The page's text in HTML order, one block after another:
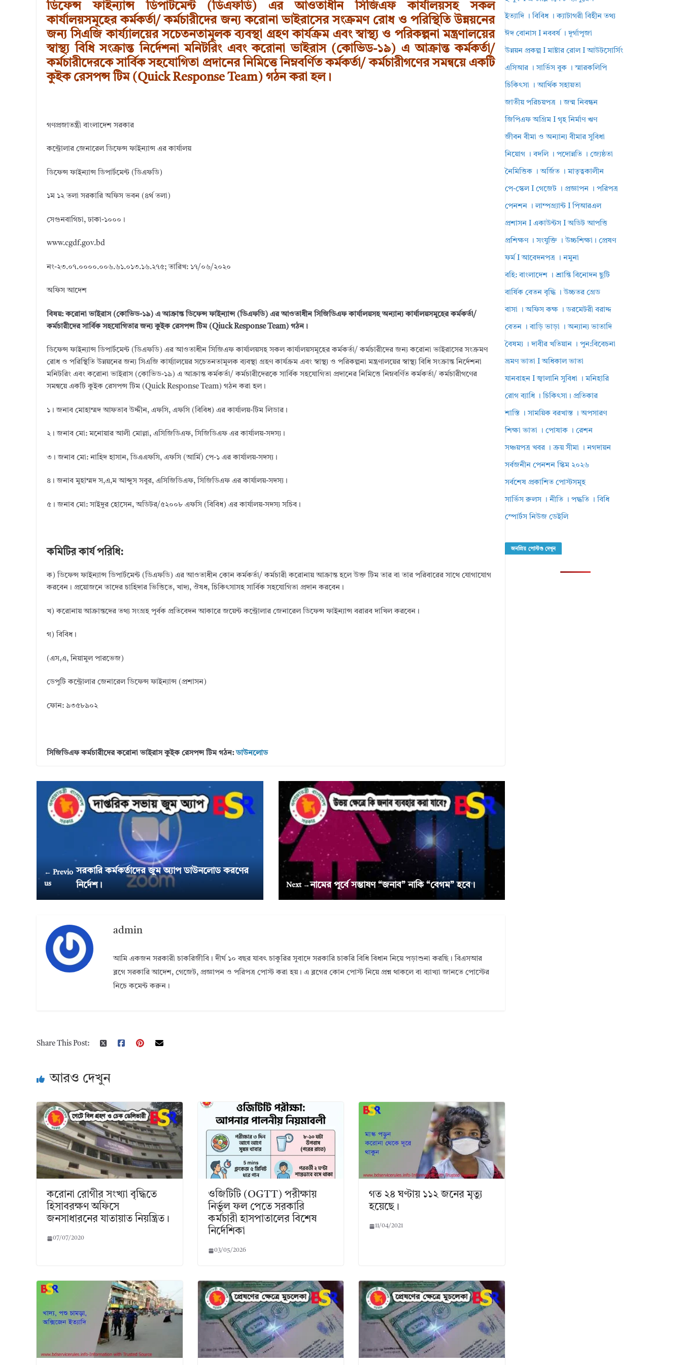
m
bl
r
k
e
dI
n
it
te
r
e
b
o
o
k
ar
e
ডিফেন্স ফাইন্যান্স ডিপার্টমেন্ট (ডিএফডি) এর আওতাধীন সিজিএফ কার্যালয়সহ সকল
কার্যালয়সমূহের কর্মকর্তা/ কর্মচারীদের জন্য করোনা ভাইরাসের সংক্রমণ রোধ ও পরিস্থিতি উন্নয়নের
জন্য সিএজি কার্য্যালয়ের সচেতনতামূলক ব্যবস্থা গ্রহণ কার্যক্রম এবং স্বাস্থ্য ও পরিকল্পনা মন্ত্রণালয়ের
স্বাস্থ্য বিধি সংক্রান্ত নির্দেশনা মনিটরিং এবং করোনা ভাইরাস (কোভিড-১৯) এ আক্রান্ত কর্মকর্তা/
কর্মচারীদেরকে সার্বিক সহযোগিতা প্রদানের নিমিত্তে নিম্নবর্ণিত কর্মকর্তা/ কর্মচারীগণের সমন্বয়ে একটি
কুইক রেসপন্স টিম (Quick Response Team) গঠন করা হল।
গণপ্রজাতন্ত্রী বাংলাদেশ সরকার
কন্ট্রোলার জেনারেল ডিফেন্স ফাইন্যান্স এর কার্যালয়
ডিফেন্স ফাইন্যান্স ডিপার্টমেন্ট (ডিএফডি)
১ম ১২ তলা সরকারি অফিস ভবন (৪র্থ তলা)
সেগুনবাগিচা, ঢাকা-১০০০।
www.cgdf.gov.bd
নং-২৩.০৭.০০০০.০০৬.৬১.০১৩.১৬.২৭৫; তারিখ: ১৭/০৬/২০২০
অফিস আদেশ
বিষয়: করোনা ভাইরাস (কোভিড-১৯) এ আক্রান্ত ডিফেন্স ফাইন্যান্স (ডিএফডি) এর আওতাধীন সিজিডিএফ কার্যালয়সহ অন্যান্য কার্যালয়সমূহের কর্মকর্তা/
কর্মচারীদের সার্বিক সহযোগিতার জন্য কুইক রেসপন্স টিম (Qiuck Response Team) গঠন।
ডিফেন্স ফাইন্যান্স ডিপার্টমেন্ট (ডিএফডি) এর আওতাধীন সিজিএফ কার্যালয়সহ সকল কার্যালয়সমূহের কর্মকর্তা/ কর্মচারীদের জন্য করোনা ভাইরাসের সংক্রমণ
রোধ ও পরিস্থিতি উন্নয়নের জন্য সিএজি কার্য্যালয়ের সচেতনতামূলক ব্যবস্থা গ্রহণ কার্যক্রম এবং স্বাস্থ্য ও পরিকল্পনা মন্ত্রণালয়ের স্বাস্থ্য বিধি সংক্রান্ত নির্দেশনা
মনিটরিং এবং করোনা ভাইরাস (কোভিড-১৯) এ আক্রান্ত কর্মকর্তা/ কর্মচারীদেরকে সার্বিক সহযোগিতা প্রদানের নিমিত্তে নিম্নবর্ণিত কর্মকর্তা/ কর্মচারীগণের
সমন্বয়ে একটি কুইক রেসপন্স টিম (Quick Response Team) গঠন করা হল।
১। জনাব মোহাম্মদ আফতাব উদ্দীন, এফসি, এফসি (বিবিধ) এর কার্যালয়-টিম লিডার।
২। জনাব মো: মনোয়ার আলী মোল্লা, এসিজিডিএফ, সিজিডিএফ এর কার্যালয়-সদস্য।
৩। জনাব মো: নাহিদ হাসান, ডিএএফসি, এফসি (আর্মি) পে-১ এর কার্যালয়-সদস্য।
৪। জনাব মুহাম্মদ স,এ,ম আব্দুস সবুর, এসিজিডিএফ, সিজিডিএফ এর কার্যালয়-সদস্য।
৫। জনাব মো: সাইদুর হোসেন, অডিটর/৫২০০৮ এফসি (বিবিধ) এর কার্যালয়-সদস্য সচিব।
কমিটির কার্য পরিধি:
ক) ডিফেন্স ফাইন্যান্স ডিপার্টমেন্ট (ডিএফডি) এর আওতাধীন কোন কর্মকর্তা/ কর্মচারী করোনায় আক্রান্ত হলে উক্ত টিম তার বা তার পরিবারের সাথে যোগাযোগ
করবেন। প্রয়োজনে তাদের চাহিদার ভিত্তিতে, খাদ্য, ঔষধ, চিকিৎসাসহ সার্বিক সহযোগিতা প্রদান করবেন।
খ) করোনায় আক্রান্তদের তথ্য সংগ্রহ পূর্বক প্রতিবেদন আকারে জয়েন্ট কন্ট্রোলার জেনারেল ডিফেন্স ফাইন্যান্স বরারব দাখিল করবেন।
গ) বিবিধ।
(এস,এ, নিয়ামুল পারভেজ)
ডেপুটি কন্ট্রোলার জেনারেল ডিফেন্স ফাইন্যান্স (প্রশাসন)
ফোন: ৯৩৫৮৯০২
সিজিডিএফ কর্মচারীদের করোনা ভাইরাস কুইক রেসপন্স টিম গঠন:ডাউনলোড
← Previo
us
সরকারি কর্মকর্তাদের জুম অ্যাপ ডাউনলোড করণের
নির্দেশ।
Next →নামের পূর্বে সম্ভাষণ “জনাব” নাকি “বেগম” হবে।
admin
আমি একজন সরকারী চাকরিজীবি। দীর্ঘ ১০ বছর যাবৎ চাকুরির সুবাদে সরকারি চাকরি বিধি বিধান নিয়ে পড়াশুনা করছি। বিএসআর
ব্লগে সরকারি আদেশ, গেজেট, প্রজ্ঞাপন ও পরিপত্র পোস্ট করা হয়। এ ব্লগের কোন পোস্ট নিয়ে প্রশ্ন থাকলে বা ব্যাখ্যা জানতে পোস্টের
নিচে কমেন্ট করুন।
Share This Post:
আরও দেখুন
করোনা রোগীর সংখ্যা বৃদ্ধিতে
হিসাবরক্ষণ অফিসে
জনসাধারনের যাতায়াত নিয়ন্ত্রিত।
07/07/2020
ওজিটিটি (OGTT) পরীক্ষায়
নির্ভুল ফল পেতে সরকারি
কর্মচারী হাসপাতালের বিশেষ
নির্দেশিকা
03/05/2026
গত ২৪ ঘণ্টায় ১১২ জনের মৃত্যু
হয়েছে।
11/04/2021
ইত্যাদি । বিবিধ । ক্যাটাগরী বিহীন তথ্য
ঈদ বোনাস I নববর্ষ । দূর্গাপূজা
উন্নয়ন প্রকল্প I মাষ্টার রোল I আউটসোর্সিং
এসিআর । সার্ভিস বুক । স্মারকলিপি
চিকিৎসা । আর্থিক সহায়তা
জাতীয় পরিচয়পত্র । জন্ম নিবন্ধন
জিপিএফ অগ্রিম I গৃহ নির্মাণ ঋণ
জীবন বীমা ও অন্যান্য বীমার সুবিধা
নিয়োগ । বদলি । পদোন্নতি । জ্যেষ্ঠতা
নৈমিত্তিক । অর্জিত । মাতৃত্বকালীন
পে-স্কেল I গেজেট । প্রজ্ঞাপন । পরিপত্র
পেনশন । লাম্পগ্র্যান্ট I পিআরএল
প্রশাসন I একাউন্টস I অডিট আপত্তি
প্রশিক্ষণ । সংযুক্তি । উচ্চশিক্ষা। প্রেষণ
ফর্ম I আবেদনপত্র । নমুনা
বহি: বাংলাদেশ । শ্রান্তি বিনোদন ছুটি
বার্ষিক বেতন বৃদ্ধি । উচ্চতর গ্রেড
বাসা । অফিস কক্ষ । ডরমেটরী বরাদ্দ
বেতন । বাড়ি ভাড়া । অন্যান্য ভাতাদি
বৈষম্য । দাবীর খতিয়ান । পুন:বিবেচনা
ভ্রমণ ভাতা I অধিকাল ভাতা
যানবাহন I জ্বালানি সুবিধা । মনিহারি
রোগ ব্যাধি । চিকিৎসা। প্রতিকার
শাস্তি । সাময়িক বরখাস্ত । অপসারণ
শিক্ষা ভাতা । পোষাক । রেশন
সঞ্চয়পত্র খবর । ক্রয় সীমা । নগদায়ন
সর্বজনীন পেনশন স্কিম ২০২৬
সর্বশেষ প্রকাশিত পোস্টসমূহ
সার্ভিস রুলস । নীতি । পদ্ধতি । বিধি
স্পোর্টস নিউজ ডেইলি
জনপ্রিয় পোস্টগু দেখুন